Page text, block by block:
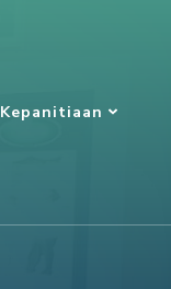
Kepanitiaan